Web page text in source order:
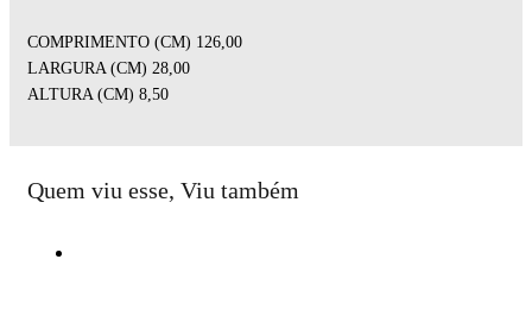
COMPRIMENTO (CM) 126,00
LARGURA (CM) 28,00
ALTURA (CM) 8,50
Quem viu esse, Viu também